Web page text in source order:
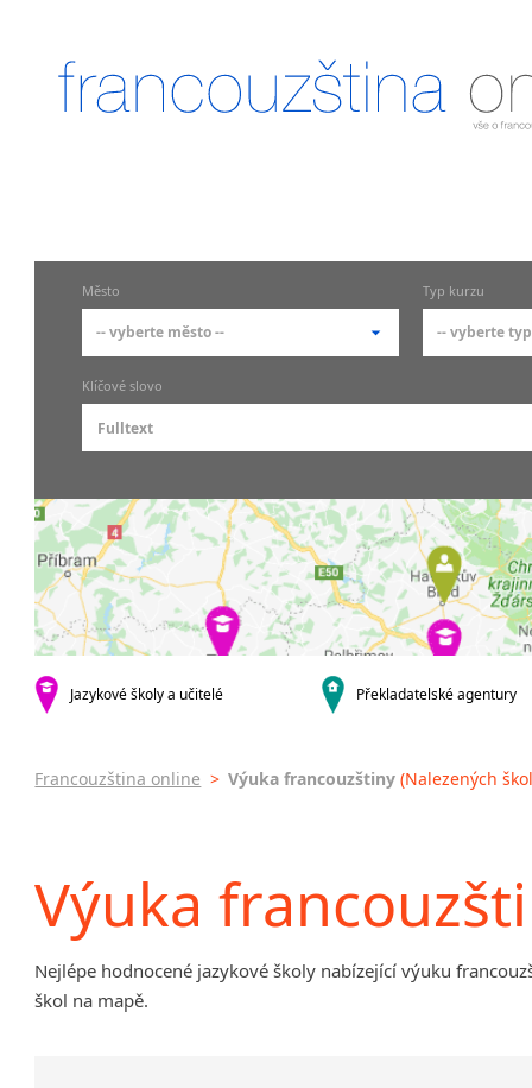
Město
-- vyberte město --
-- vyberte město --
Praha 10
krajská města
Brno
Plzeň
Karlovy Vary
malá města podle abecedy
Sedlčany
Typ kurzu
-- vyberte
Online
Výuka
PC
Klíčové slovo
Jazykové školy a učitelé Překladatelské agentury
Francouzština online > Výuka francouzštiny (Nalezených
Výuka
Nejlépe hodnocené jazykové školy nabízející výuku
škol na mapě.